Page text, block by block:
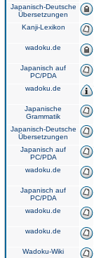
Japanisch-Deutsche
Übersetzungen
Kanji-Lexikon
wadoku.de
Japanisch auf
PC/PDA
wadoku.de
Japanische
Grammatik
Japanisch-Deutsche
Übersetzungen
Japanisch auf
PC/PDA
wadoku.de
Japanisch auf
PC/PDA
wadoku.de
wadoku.de
Wadoku-Wiki